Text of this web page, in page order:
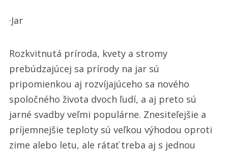
·Jar
Rozkvitnutá príroda, kvety a stromy
prebúdzajúcej sa prírody na jar sú
pripomienkou aj rozvíjajúceho sa nového
spoločného života dvoch ľudí, a aj preto sú
jarné svadby veľmi populárne. Znesiteľejšie a
príjemnejšie teploty sú veľkou výhodou oproti
zime alebo letu, ale rátať treba aj s jednou